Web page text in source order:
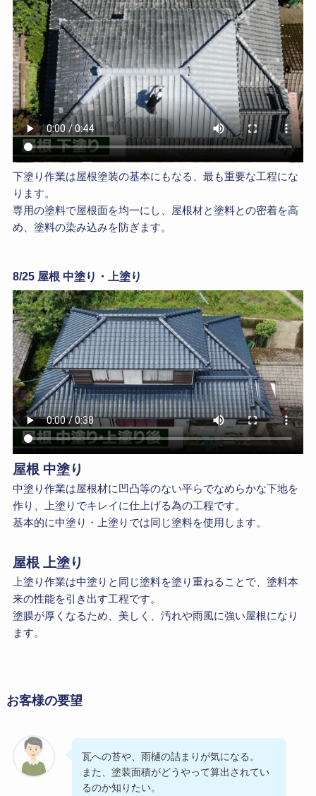
下塗り作業は屋根塗装の基本にもなる、最も重要な工程にな
ります。
専用の塗料で屋根面を均一にし、屋根材と塗料との密着を高
め、塗料の染み込みを防ぎます。
8/25 屋根 中塗り・上塗り
屋根 中塗り
中塗り作業は屋根材に凹凸等のない平らでなめらかな下地を
作り、上塗りでキレイに仕上げる為の工程です。
基本的に中塗り・上塗りでは同じ塗料を使用します。
屋根 上塗り
上塗り作業は中塗りと同じ塗料を塗り重ねることで、塗料本
来の性能を引き出す工程です。
塗膜が厚くなるため、美しく、汚れや雨風に強い屋根になり
ます。
お客様の要望
瓦への苔や、雨樋の詰まりが気になる。
また、塗装面積がどうやって算出されてい
るのか知りたい。